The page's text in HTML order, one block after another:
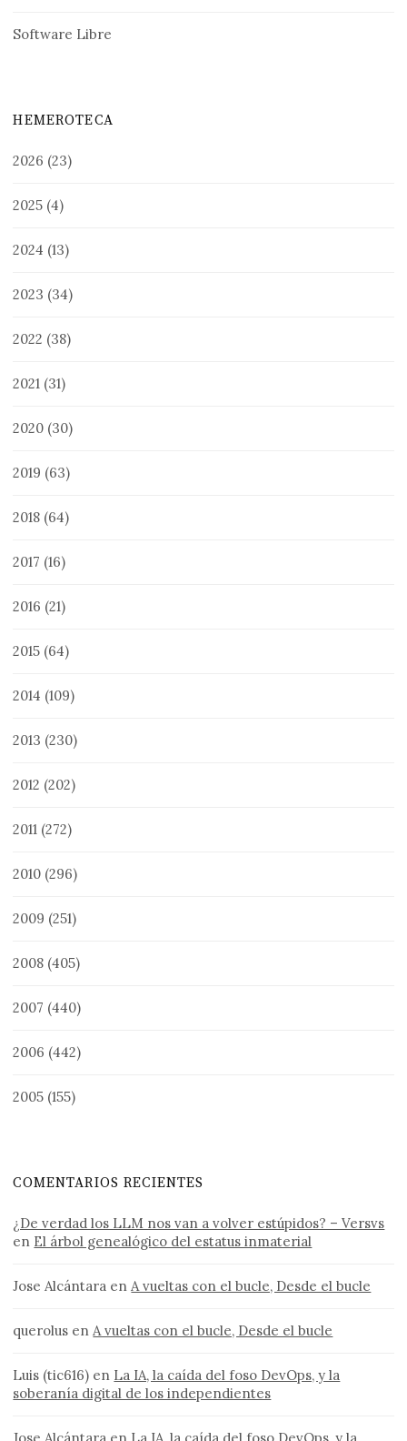
Software Libre
HEMEROTECA
2026 (23)
2025 (4)
2024 (13)
2023 (34)
2022 (38)
2021 (31)
2020 (30)
2019 (63)
2018 (64)
2017 (16)
2016 (21)
2015 (64)
2014 (109)
2013 (230)
2012 (202)
2011 (272)
2010 (296)
2009 (251)
2008 (405)
2007 (440)
2006 (442)
2005 (155)
COMENTARIOS RECIENTES
¿De verdad los LLM nos van a volver estúpidos? – Versvs
en El árbol genealógico del estatus inmaterial
Jose Alcántara en A vueltas con el bucle, Desde el bucle
querolus en A vueltas con el bucle, Desde el bucle
Luis (tic616) en La IA, la caída del foso DevOps, y la
soberanía digital de los independientes
Jose Alcántara en La IA, la caída del foso DevOps, y la